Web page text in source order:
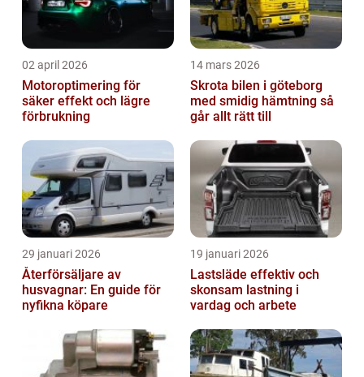
02 april 2026
Motoroptimering för
säker effekt och lägre
förbrukning
14 mars 2026
Skrota bilen i göteborg
med smidig hämtning så
går allt rätt till
29 januari 2026
Återförsäljare av
husvagnar: En guide för
nyfikna köpare
19 januari 2026
Lastsläde effektiv och
skonsam lastning i
vardag och arbete